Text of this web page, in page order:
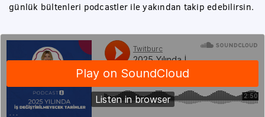
günlük bültenleri podcastler ile yakından takip edebilirsin.